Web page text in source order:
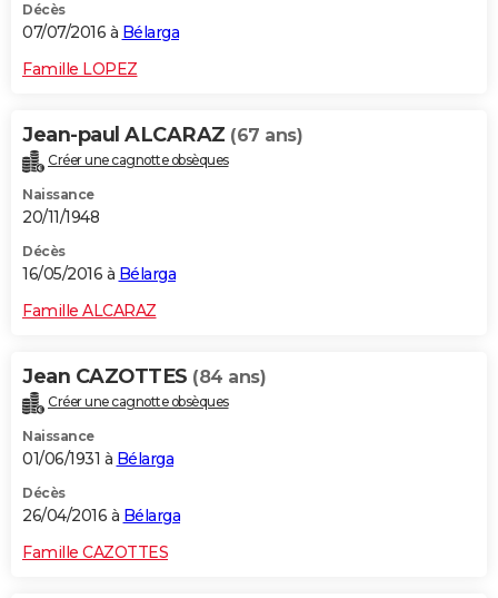
Décès
07/07/2016 à Bélarga
Famille LOPEZ
Jean-paul ALCARAZ (67 ans)
Créer une cagnotte obsèques
Naissance
20/11/1948
Décès
16/05/2016 à Bélarga
Famille ALCARAZ
Jean CAZOTTES (84 ans)
Créer une cagnotte obsèques
Naissance
01/06/1931 à Bélarga
Décès
26/04/2016 à Bélarga
Famille CAZOTTES